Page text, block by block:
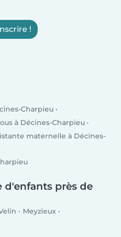
!
Charpieu
à Décines-Charpieu
maternelle à Décines-
d'enfants près de
Meyzieux